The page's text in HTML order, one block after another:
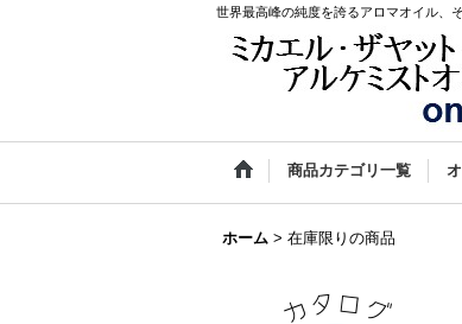
世界最高峰の純度を誇るアロマオイル、
商品カテゴリ一覧
ホーム > 在庫限りの商品